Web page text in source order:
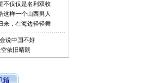
不仅仅是名利双收
这样一个山西男人
来，在海边轻轻舞
说中国不好
依旧晴朗